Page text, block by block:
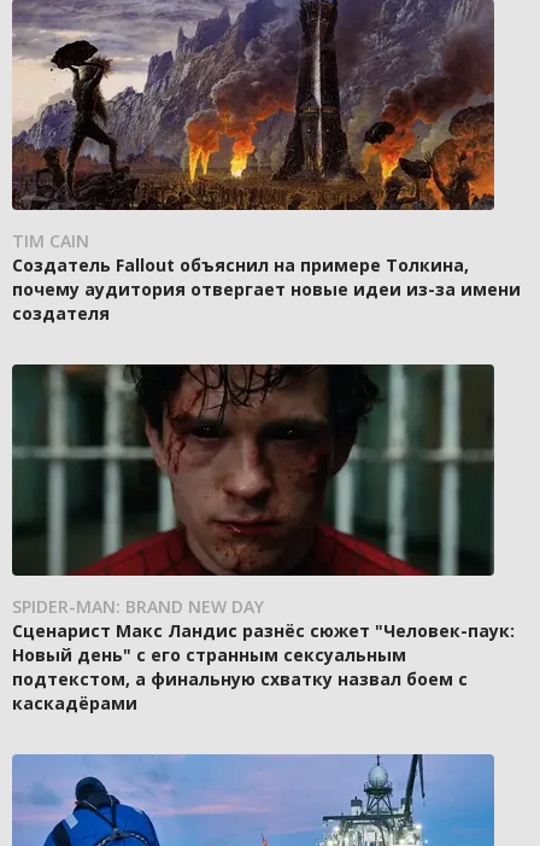
TIM CAIN
Создатель Fallout объяснил на примере Толкина,
почему аудитория отвергает новые идеи из-за имени
создателя
SPIDER-MAN: BRAND NEW DAY
Сценарист Макс Ландис разнёс сюжет "Человек-паук:
Новый день" с его странным сексуальным
подтекстом, а финальную схватку назвал боем с
каскадёрами